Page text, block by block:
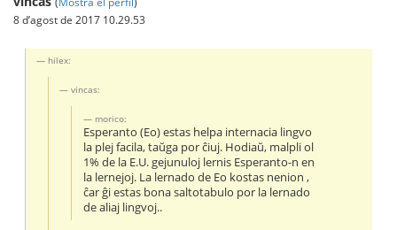
8 d’agost de 2017 10.29.53
hilex:
vincas:
morico:
Esperanto (Eo) estas helpa internacia lingvo
la plej facila, taŭga por ĉiuj. Hodiaŭ, malpli ol
1% de la E.U. gejunuloj lernis Esperanto-n en
la lernejoj. La lernado de Eo kostas nenion ,
ĉar ĝi estas bona saltotabulo por la lernado
de aliaj lingvoj..